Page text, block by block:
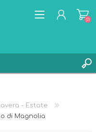
(0)
- Estate
di Magnolia